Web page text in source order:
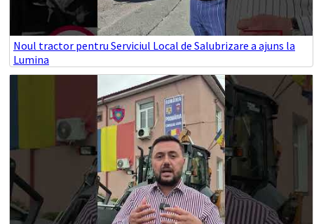
Noul tractor pentru Serviciul Local de Salubrizare a ajuns la
Lumina